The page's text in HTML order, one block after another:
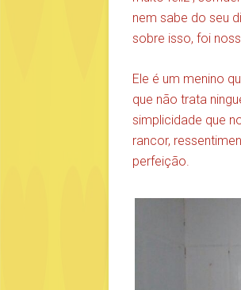
nem sabe do seu
sobre isso, foi
Ele é um menino
que não trata
simplicidade que
rancor,
perfeição.